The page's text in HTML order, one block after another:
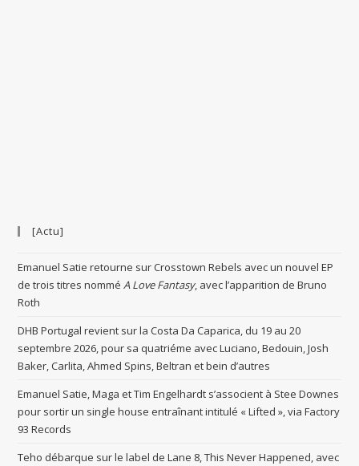
[Actu]
Emanuel Satie retourne sur Crosstown Rebels avec un nouvel EP
de trois titres nomméA Love Fantasy, avec l’apparition de Bruno
Roth
DHB Portugal revient sur la Costa Da Caparica, du 19 au 20
septembre 2026, pour sa quatriéme avec Luciano, Bedouin, Josh
Baker, Carlita, Ahmed Spins, Beltran et bein d’autres
Emanuel Satie, Maga et Tim Engelhardt s’associent à Stee Downes
pour sortir un single house entraînant intitulé « Lifted », via Factory
93 Records
Teho débarque sur le label de Lane 8, This Never Happened, avec